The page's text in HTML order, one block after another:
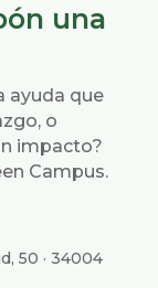
una
ayuda que
o
impacto?
Campus.
50 · 34004